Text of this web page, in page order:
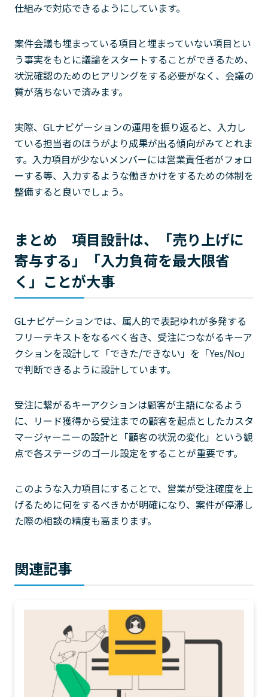
仕組みで対応できるようにしています。
案件会議も埋まっている項目と埋まっていない項目とい
う事実をもとに議論をスタートすることができるため、
状況確認のためのヒアリングをする必要がなく、会議の
質が落ちないで済みます。
実際、GLナビゲーションの運用を振り返ると、入力し
ている担当者のほうがより成果が出る傾向がみてとれま
す。入力項目が少ないメンバーには営業責任者がフォロ
ーする等、入力するような働きかけをするための体制を
整備すると良いでしょう。
まとめ 項目設計は、「売り上げに
寄与する」「入力負荷を最大限省
く」ことが大事
GLナビゲーションでは、属人的で表記ゆれが多発する
フリーテキストをなるべく省き、受注につながるキーア
クションを設計して「できた/できない」を「Yes/No」
で判断できるように設計しています。
受注に繋がるキーアクションは顧客が主語になるよう
に、リード獲得から受注までの顧客を起点としたカスタ
マージャーニーの設計と「顧客の状況の変化」という観
点で各ステージのゴール設定をすることが重要です。
このような入力項目にすることで、営業が受注確度を上
げるために何をするべきかが明確になり、案件が停滞し
た際の相談の精度も高まります。
関連記事